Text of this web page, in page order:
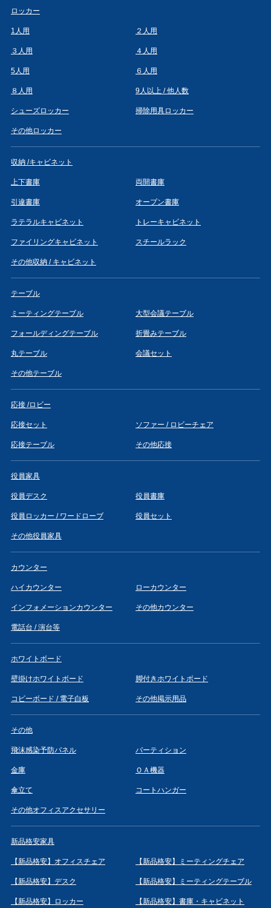
ロッカー
1人用 ２人用
３人用 ４人用
5人用 ６人用
８人用 9人以上 / 他人数
シューズロッカー 掃除用具ロッカー
その他ロッカー
収納 /キャビネット
上下書庫 両開書庫
引違書庫 オープン書庫
ラテラルキャビネット トレーキャビネット
ファイリングキャビネット スチールラック
その他収納 / キャビネット
テーブル
ミーティングテーブル 大型会議テーブル
フォールディングテーブル 折畳みテーブル
丸テーブル 会議セット
その他テーブル
応接 /ロビー
応接セット ソファー / ロビーチェア
応接テーブル その他応接
役員家具
役員デスク 役員書庫
役員ロッカー / ワードローブ 役員セット
その他役員家具
カウンター
ハイカウンター ローカウンター
インフォメーションカウンター その他カウンター
電話台 / 演台等
ホワイトボード
壁掛けホワイトボード 脚付きホワイトボード
コピーボード / 電子白板 その他掲示用品
その他
飛沫感染予防パネル パーティション
金庫 ＯＡ機器
傘立て コートハンガー
その他オフィスアクセサリー
新品格安家具
【新品格安】オフィスチェア 【新品格安】ミーティングチェア
【新品格安】デスク 【新品格安】ミーティングテーブル
【新品格安】ロッカー 【新品格安】書庫・キャビネット